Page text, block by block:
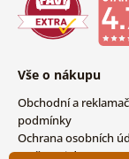
Vše o nákupu
Obchodní a
podmínky
Ochrana osobních
Možnosti dopravy a